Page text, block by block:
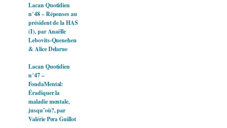
Lacan Quotidien
n°48 – Réponses au
président de la HAS
(I), par Anaëlle
Lebovits-Quenehen
& Alice Delarue
Lacan Quotidien
n°47 –
FondaMental:
Éradiquer la
maladie mentale,
jusqu’où?, par
Valérie Pera Guillot